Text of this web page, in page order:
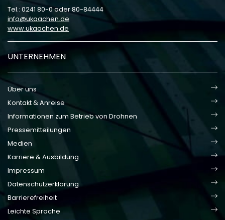
Tel.: 0241 80-0 oder 80-84444
info
ukaachen de
www.ukaachen.de
UNTERNEHMEN
Über uns
Kontakt & Anreise
Informationen zum Betrieb von Drohnen
Pressemitteilungen
Medien
Karriere & Ausbildung
Impressum
Datenschutzerklärung
Barrierefreiheit
Leichte Sprache